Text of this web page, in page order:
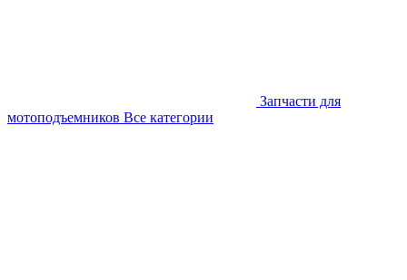
Запчасти для
мотоподъемников Все категории